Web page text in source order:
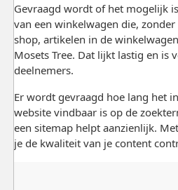
Gevraagd wordt of het mogelijk
van een winkelwagen die,
shop, artikelen in de
Mosets Tree. Dat lijkt lastig en is
deelnemers.
Er wordt gevraagd hoe lang het
website vindbaar is op de
een sitemap helpt aanzienlijk. Met
je de kwaliteit van je content